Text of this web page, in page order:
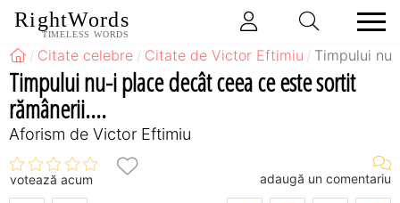
RightWords
TIMELESS WORDS
Citate celebre Citate de Victor Eftimiu Timpului
Timpului nu-i place decât ceea ce este sortit
rămânerii....
Aforism de Victor Eftimiu
votează acum adaugă un comentariu